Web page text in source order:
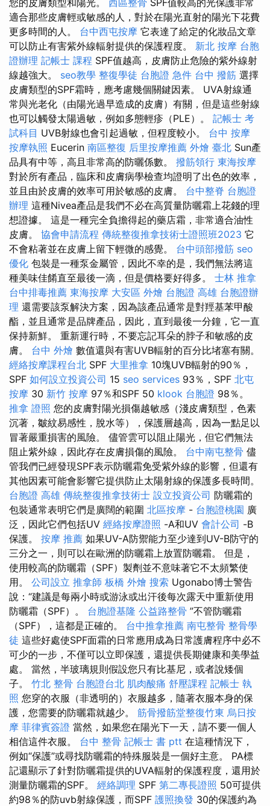
您的皮膚類型和陽光。 西區整骨 SPF值較高的光保護非常
適合那些皮膚輕或敏感的人，對於在陽光直射的陽光下花費
更多時間的人。 台中西屯按摩 它表達了給定的化妝品文章
可以防止有害紫外線輻射提供的保護程度。 新北 按摩 台胞
證辦理 記帳士 課程 SPF值越高，皮膚防止危險的紫外線射
線越強大。 seo教學 整復學徒 台胞證 急件 台中 撥筋 選擇
皮膚類型的SPF霜時，應考慮幾個關鍵因素。 UVA射線通
常與光老化（由陽光過早造成的皮膚）有關，但是這些射線
也可以觸發太陽過敏，例如多態輕疹（PLE）。 記帳士 考
試科目 UVB射線也會引起過敏，但程度較小。 台中 按摩
按摩執照 Eucerin 南區整復 后里按摩推薦 外燴 臺北 Sun產
品具有中等，高且非常高的防曬係數。 撥筋領行 東海按摩
對於所有產品，臨床和皮膚病學檢查均證明了出色的效率，
並且由於皮膚的效率可用於敏感的皮膚。 台中整脊 台胞證
辦理 這種Nivea產品是我們不必在高質量防曬霜上花錢的理
想證據。 這是一種完全負擔得起的藥店霜，非常適合油性
皮膚。 協會申請流程 傳統整復推拿技術士證照班2023 它
不會粘著並在皮膚上留下輕微的感覺。 台中頭部撥筋 seo
優化 包裝是一種泵金屬管，因此不幸的是，我們無法將這
種美味佳餚直至最後一滴，但是價格要好得多。 士林 推拿
台中排毒推薦 東海按摩 大安區 外燴 台胞證 高雄 台胞證辦
理 還需要該泵解決方案，因為該產品通常是對羥基苯甲酸
酯，並且通常是品牌產品，因此，直到最後一分鐘，它一直
保持新鮮。 重新運行時，不要忘記耳朵的脖子和敏感的皮
膚。 台中 外燴 數值還與有害UVB輻射的百分比堵塞有關。
經絡按摩課程台北 SPF 大里推拿 10塊UVB輻射的90％，
SPF 如何設立投資公司 15 seo services 93％，SPF 北屯
按摩 30 新竹 按摩 97％和SPF 50 klook 台胞證 98％。
推拿 證照 您的皮膚對陽光損傷越敏感（淺皮膚類型，色素
沉著，皺紋易感性，脫水等），保護層越高，因為一點足以
冒著嚴重損害的風險。 儘管雲可以阻止陽光，但它們無法
阻止紫外線，因此存在皮膚損傷的風險。 台中南屯整骨 儘
管我們已經發現SPF表示防曬霜免受紫外線的影響，但還有
其他因素可能會影響它提供防止太陽射線的保護多長時間。
台胞證 高雄 傳統整復推拿技術士 設立投資公司 防曬霜的
包裝通常表明它們是廣闊的範圍 北區按摩 - 台胞證桃園 廣
泛，因此它們包括UV 經絡按摩證照 -A和UV 會計公司 -B
保護。 按摩 推薦 如果UV-A防禦能力至少達到UV-B防守的
三分之一，則可以在歐洲的防曬霜上放置防曬霜。 但是，
使用較高的防曬霜（SPF）製劑並不意味著它不太頻繁使
用。 公司設立 推拿師 板橋 外燴 搜索 Ugonabo博士警告
說：“建議是每兩小時或游泳或出汗後每次露天中重新使用
防曬霜（SPF）。 台胞證基隆 公益路整骨 ”不管防曬霜
（SPF），這都是正確的。 台中推拿推薦 南屯整骨 整骨學
徒 這些好處使SPF面霜的日常應用成為日常護膚程序中必不
可少的一步，不僅可以立即保護，還提供長期健康和美學益
處。 當然，半玻璃規則假設您只有比基尼，或者說矮個
子。 竹北 整骨 台胞證台北 肌肉酸痛 舒壓課程 記帳士 執
照 您穿的衣服（非透明的）衣服越多，隨著衣服本身的保
護，您需要的防曬霜就越少。 筋骨撥筋堂整復竹東 烏日按
摩 菲律賓簽證 當然，如果您在陽光下一天，請不要一個人
相信這件衣服。 台中 整骨 記帳士 書 ptt 在這種情況下，
例如“保護”或尋找防曬霜的特殊服裝是一個好主意。 PA標
記還顯示了針對防曬霜提供的UVA​​輻射的保護程度，還用於
測量防曬霜的SPF。 經絡調理 SPF 第二專長證照 50可提供
約98％的防uvb射線保護，而SPF 護照換發 30的保護約為